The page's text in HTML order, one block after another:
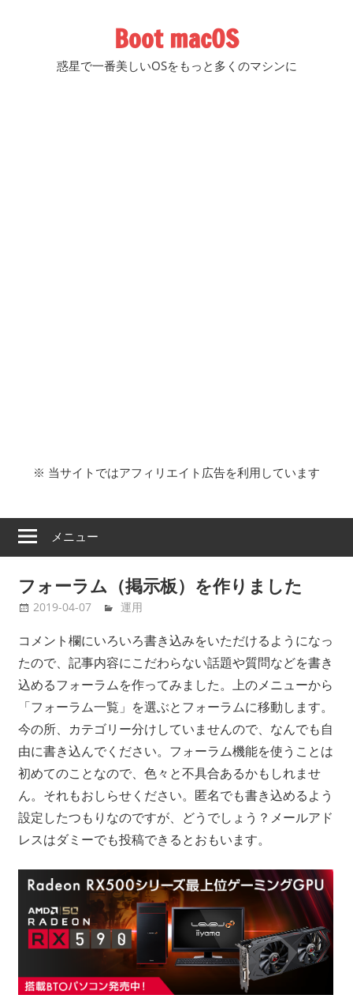
Boot macOS
惑星で一番美しいOSをもっと多くのマシンに
※ 当サイトではアフィリエイト広告を利用しています
メニュー
フォーラム（掲示板）を作りました
2019-04-07 bootmacos
運用
コメント欄にいろいろ書き込みをいただけるようになっ
たので、記事内容にこだわらない話題や質問などを書き
込めるフォーラムを作ってみました。上のメニューから
「フォーラム一覧」を選ぶとフォーラムに移動します。
今の所、カテゴリー分けしていませんので、なんでも自
由に書き込んでください。フォーラム機能を使うことは
初めてのことなので、色々と不具合あるかもしれませ
ん。それもおしらせください。匿名でも書き込めるよう
設定したつもりなのですが、どうでしょう？メールアド
レスはダミーでも投稿できるとおもいます。